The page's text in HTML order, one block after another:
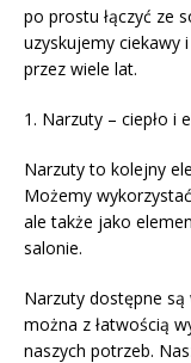
po prostu łączyć ze
uzyskujemy ciekawy
przez wiele lat.
1. Narzuty – ciepło i
Narzuty to kolejny
Możemy
ale także jako
salonie.
Narzuty dostępne
można z łatwością
naszych potrzeb.